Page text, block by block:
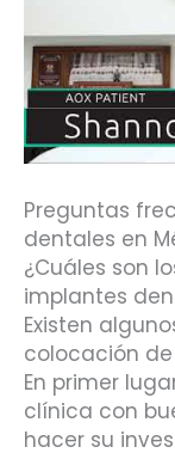
Preguntas
dentales en
¿Cuáles son
implantes
Existen
colocación
En primer
clínica con
hacer su